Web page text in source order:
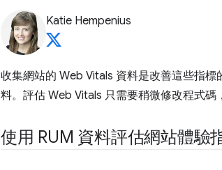
Katie Hempenius
收集網站的 Web Vitals 資料是改善這些指
料。評估 Web Vitals 只需要稍微修改程式碼
使用 RUM 資料評估網站體驗